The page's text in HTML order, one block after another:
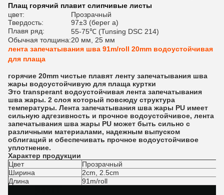
Плащ горячий плавит слипчивые листы
цвет:
Прозрачный
Твердость:
97±3 (берег a)
Плавя ряд:
55-75℃ (Tunsing DSC 214)
Обычная толщина:20 мм, 25 мм
лента запечатывания шва 91m/roll 20mm водоустойчивая
для плаща
горячие 20mm чистые плавят ленту запечатывания шва
жары водоустойчивую для плаща куртки
Это transperant водоустойчивая лента запечатывания
шва жары. 2 слоя который повсюду структура
температуры. Лента запечатывания шва жары PU имеет
сильную адгезивность и прочное водоустойчивое, лента
запечатывания шва жары PU может быть сильно с
различными материалами, надежным выпуском
облигаций и обеспечивать прочное водоустойчивое
уплотнение.
Характер продукции
Цвет
Прозрачный
Ширина
2cm, 2.5cm
Длина
91m/roll